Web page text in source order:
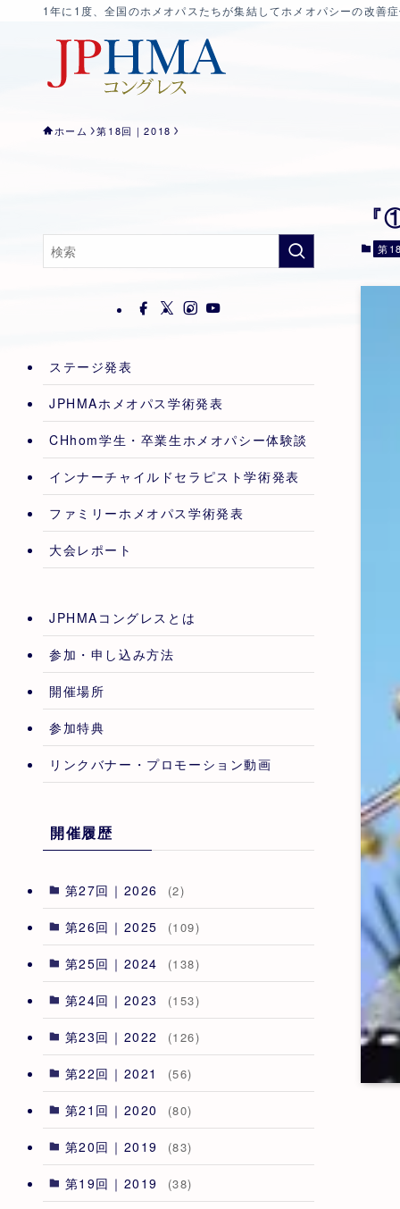
1年に1度、全国のホメオパスたちが集結してホメオパシーの改善
ホーム 第18回｜2018
第
ステージ発表
JPHMAホメオパス学術発表
CHhom学生・卒業生ホメオパシー体験談
インナーチャイルドセラピスト学術発表
ファミリーホメオパス学術発表
大会レポート
JPHMAコングレスとは
参加・申し込み方法
開催場所
参加特典
リンクバナー・プロモーション動画
開催履歴
第27回｜2026 (2)
第26回｜2025 (109)
第25回｜2024 (138)
第24回｜2023 (153)
第23回｜2022 (126)
第22回｜2021 (56)
第21回｜2020 (80)
第20回｜2019 (83)
第19回｜2019 (38)